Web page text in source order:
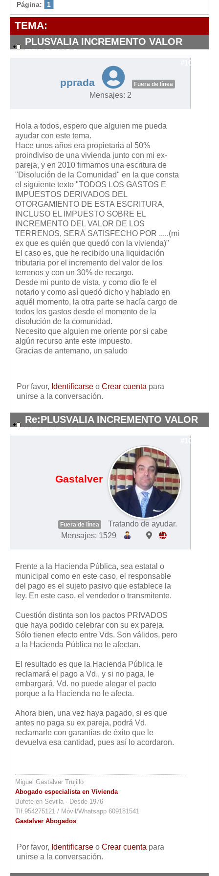
Requerimientos y comunicaciones
Formularios sobre Propiedad Horizontal
Modelos de Convocatoria de Junta de Propietarios
Requerimientos y comunicaciones
Legislación sobre la Comunidad de Propietarios
Legislación sobre Adquisición de Vivienda en Propiedad
Legislación de interés práctico
Diccionario
Usuario
Entrar / Salir
Mis boletines
Página: 1
TEMA:
PLUSVALIA INCREMENTO VALOR
TERRENOS
#10525
pprada Fuera de línea
Mensajes: 2
Hola a todos, espero que alguien me pueda
ayudar con este tema.
Hace unos años era propietaria al 50%
proindiviso de una vivienda junto con mi ex-
pareja, y en 2010 firmamos una escritura de
"Disolución de la Comunidad" en la que consta
el siguiente texto "TODOS LOS GASTOS E
IMPUESTOS DERIVADOS DEL
OTORGAMIENTO DE ESTA ESCRITURA,
INCLUSO EL IMPUESTO SOBRE EL
INCREMENTO DEL VALOR DE LOS
TERRENOS, SERÁ SATISFECHO POR .....(mi
ex que es quién que quedó con la vivienda)"
El caso es, que he recibido una liquidación
tributaria por el incremento del valor de los
terrenos y con un 30% de recargo.
Desde mi punto de vista, y como dio fe el
notario y como así quedó dicho y hablado en
aquél momento, la otra parte se hacía cargo de
todos los gastos desde el momento de la
disolución de la comunidad.
Necesito que alguien me oriente por si cabe
algún recurso ante este impuesto.
Gracias de antemano, un saludo
Por favor, Identificarse o Crear cuenta para
unirse a la conversación.
Re:PLUSVALIA INCREMENTO VALOR
TERRENOS
#10527
Gastalver
Fuera de línea
Tratando de ayudar.
Mensajes: 1529
Frente a la Hacienda Pública, sea estatal o
municipal como en este caso, el responsable
del pago es el sujeto pasivo que establece la
ley. En este caso, el vendedor o transmitente.
Cuestión distinta son los pactos PRIVADOS
que haya podido celebrar con su ex pareja.
Sólo tienen efecto entre Vds. Son válidos, pero
a la Hacienda Pública no le afectan.
El resultado es que la Hacienda Pública le
reclamará el pago a Vd., y si no paga, le
embargará. Vd. no puede alegar el pacto
porque a la Hacienda no le afecta.
Ahora bien, una vez haya pagado, si es que
antes no paga su ex pareja, podrá Vd.
reclamarle con garantías de éxito que le
devuelva esa cantidad, pues así lo acordaron.
Miguel Gastalver Trujillo
Abogado especialista en Vivienda
Bufete en Sevilla · Desde 1976
Tlf.954275121 / Móvil/Whatsapp 609181541
Gastalver Abogados
Por favor, Identificarse o Crear cuenta para
unirse a la conversación.